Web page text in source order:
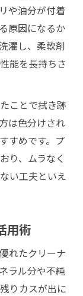
や油分が付着
原因になるか
濯し、柔軟剤
能を長持ちさ
ことで拭き跡
は色分けされ
すめです。プ
り、ムラなく
い工夫といえ
用術
れたクリーナ
ラル分や不純
りカスが出に